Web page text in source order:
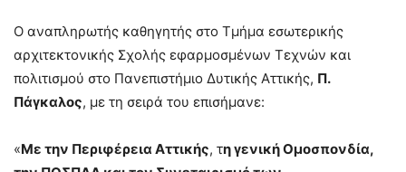
Ο αναπληρωτής καθηγητής στο Τμήμα εσωτερικής
αρχιτεκτονικής Σχολής εφαρμοσμένων Τεχνών και
πολιτισμού στο Πανεπιστήμιο Δυτικής Αττικής, Π.
Πάγκαλος, με τη σειρά του επισήμανε:
«Με την Περιφέρεια Αττικής, τη γενική Ομοσπονδία,